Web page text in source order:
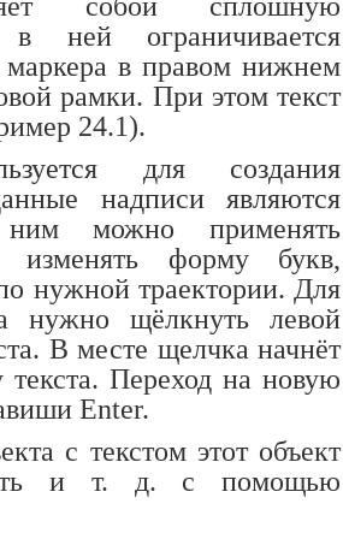
ней ограничивается
в правом нижнем
рамки. При этом текст
24.1).
для создания
надписи являются
можно применять
изменять форму букв,
по нужной траектории. Для
нужно щёлкнуть левой
В месте щелчка начнёт
текста. Переход на новую
Enter.
с текстом этот объект
и т. д. с помощью